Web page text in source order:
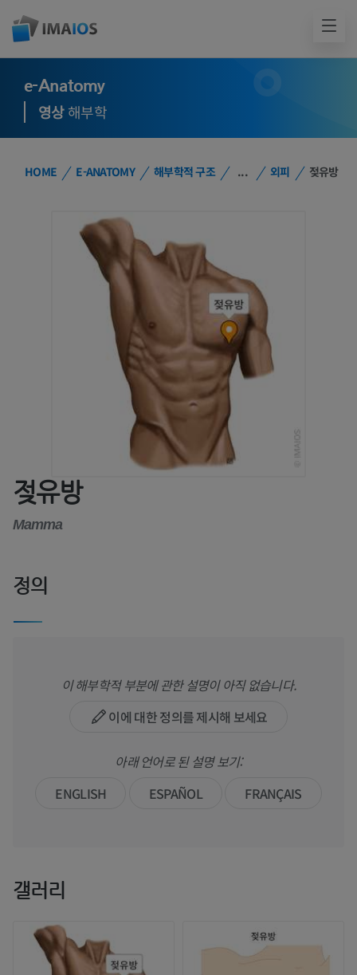
e-Anatomy
영상해부학
HOME E-ANATOMY 해부학적 구조 ... 외피 젖유방
젖유방
Mamma
정의
이 해부학적 부분에 관한 설명이 아직 없습니다.
이에 대한 정의를 제시해 보세요
아래 언어로 된 설명 보기:
ENGLISH
ESPAÑOL FRANÇAIS
갤러리